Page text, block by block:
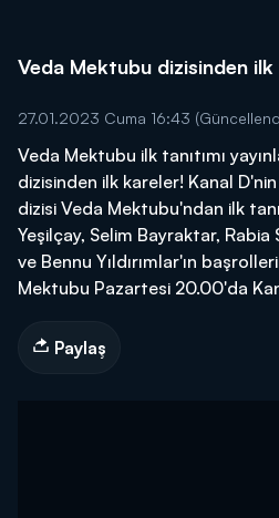
Veda Mektubu dizisinden
27.01.2023 Cuma 16:43
Veda Mektubu ilk tanıtımı
dizisinden ilk kareler! Kanal
dizisi Veda Mektubu'ndan ilk
Yeşilçay, Selim Bayraktar, Rabia
ve Bennu Yıldırımlar'ın
Mektubu Pazartesi 20.00'da
Paylaş